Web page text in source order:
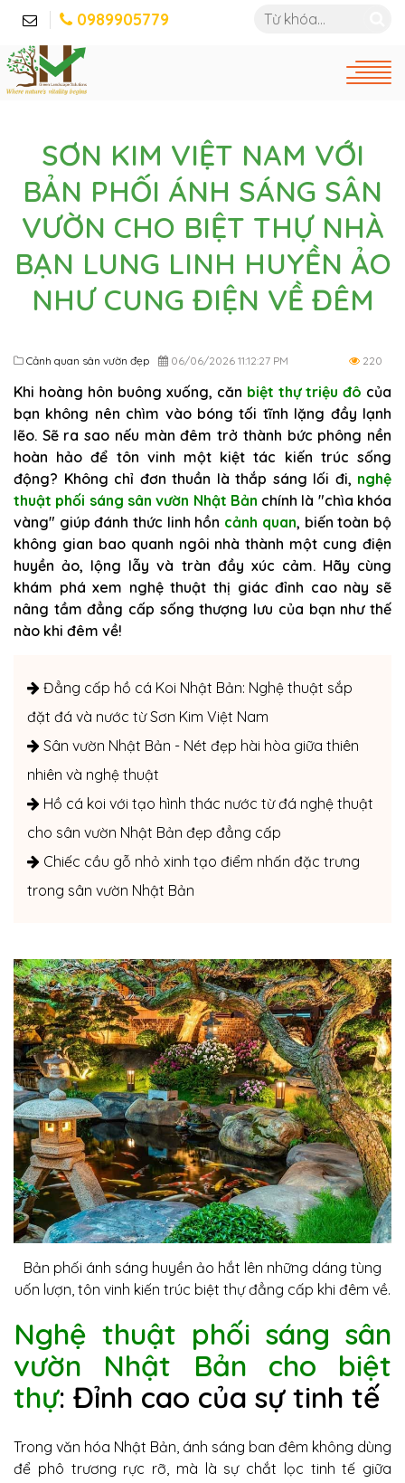
0989905779
SƠN KIM VIỆT NAM VỚI
BẢN PHỐI ÁNH SÁNG SÂN
VƯỜN CHO BIỆT THỰ NHÀ
BẠN LUNG LINH HUYỀN ẢO
NHƯ CUNG ĐIỆN VỀ ĐÊM
Cảnh quan sân vườn đẹp 06/06/2026 11:12:27 PM 220
Khi hoàng hôn buông xuống, căn biệt thự triệu đô của
bạn không nên chìm vào bóng tối tĩnh lặng đầy lạnh
lẽo. Sẽ ra sao nếu màn đêm trở thành bức phông nền
hoàn hảo để tôn vinh một kiệt tác kiến trúc sống
động? Không chỉ đơn thuần là thắp sáng lối đi, nghệ
thuật phối sáng sân vườn Nhật Bản chính là "chìa khóa
vàng" giúp đánh thức linh hồn cảnh quan, biến toàn bộ
không gian bao quanh ngôi nhà thành một cung điện
huyền ảo, lộng lẫy và tràn đầy xúc cảm. Hãy cùng
khám phá xem nghệ thuật thị giác đỉnh cao này sẽ
nâng tầm đẳng cấp sống thượng lưu của bạn như thế
nào khi đêm về!
Đẳng cấp hồ cá Koi Nhật Bản: Nghệ thuật sắp
đặt đá và nước từ Sơn Kim Việt Nam
Sân vườn Nhật Bản - Nét đẹp hài hòa giữa thiên
nhiên và nghệ thuật
Hồ cá koi với tạo hình thác nước từ đá nghệ thuật
cho sân vườn Nhật Bản đẹp đẳng cấp
Chiếc cầu gỗ nhỏ xinh tạo điểm nhấn đặc trưng
trong sân vườn Nhật Bản
Bản phối ánh sáng huyền ảo hắt lên những dáng tùng
uốn lượn, tôn vinh kiến trúc biệt thự đẳng cấp khi đêm về.
Nghệ thuật phối sáng sân
vườn Nhật Bản cho biệt
thự: Đỉnh cao của sự tinh tế
Trong văn hóa Nhật Bản, ánh sáng ban đêm không dùng
để phô trương rực rỡ, mà là sự chắt lọc tinh tế giữa